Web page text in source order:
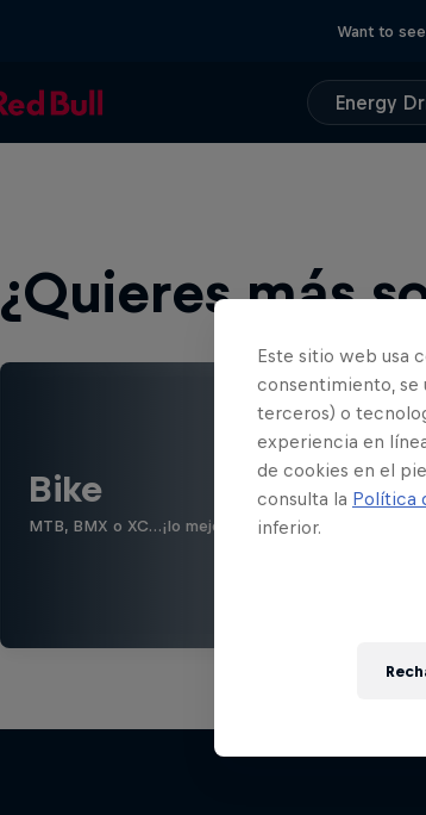
Want to
Energy
¿Quieres más
Bike
MTB, BMX o XC…¡lo mejor del mundo de las bicis en
Este sitio web usa
consentimiento, se
terceros) o
experiencia en
de cookies en el
consulta la Política
inferior.